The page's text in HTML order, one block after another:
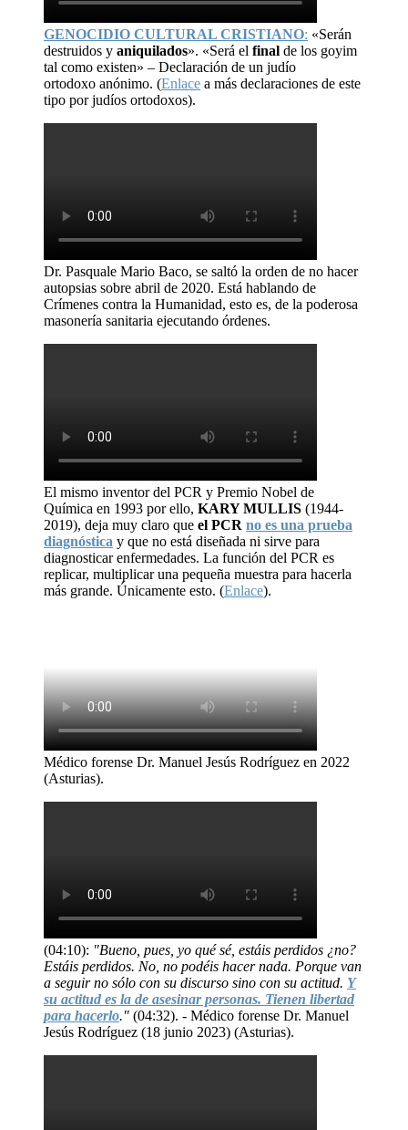
GENOCIDIO CULTURAL CRISTIANO: «Serán
destruidos y aniquilados». «Será el final de los goyim
tal como existen» – Declaración de un judío
ortodoxo anónimo. (Enlace a más declaraciones de este
tipo por judíos ortodoxos).
Dr. Pasquale Mario Baco, se saltó la orden de no hacer
autopsias sobre abril de 2020. Está hablando de
Crímenes contra la Humanidad, esto es, de la poderosa
masonería sanitaria ejecutando órdenes.
El mismo inventor del PCR y Premio Nobel de
Química en 1993 por ello, KARY MULLIS (1944-
2019), deja muy claro que el PCR no es una prueba
diagnóstica y que no está diseñada ni sirve para
diagnosticar enfermedades. La función del PCR es
replicar, multiplicar una pequeña muestra para hacerla
más grande. Únicamente esto. (Enlace).
Médico forense Dr. Manuel Jesús Rodríguez en 2022
(Asturias).
(04:10): "Bueno, pues, yo qué sé, estáis perdidos ¿no?
Estáis perdidos. No, no podéis hacer nada. Porque van
a seguir no sólo con su discurso sino con su actitud. Y
su actitud es la de asesinar personas. Tienen libertad
para hacerlo." (04:32). - Médico forense Dr. Manuel
Jesús Rodríguez (18 junio 2023) (Asturias).